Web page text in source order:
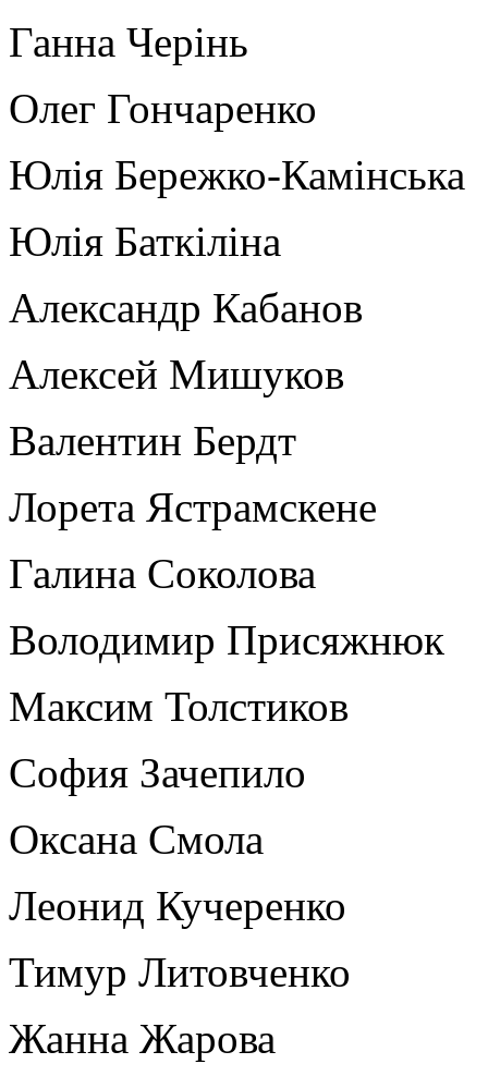
Ганна Черінь
Олег Гончаренко
Юлія Бережко-Камінська
Юлія Баткіліна
Александр Кабанов
Алексей Мишуков
Валентин Бердт
Лорета Ястрамскене
Галина Соколова
Володимир Присяжнюк
Максим Толстиков
София Зачепило
Оксана Смола
Леонид Кучеренко
Тимур Литовченко
Жанна Жарова